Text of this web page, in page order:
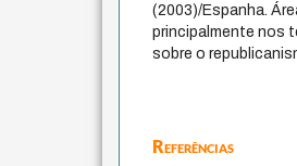
(2003)/Espanha.
principalmente nos
sobre o
Referências